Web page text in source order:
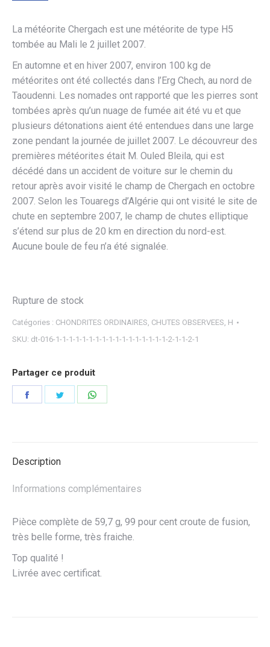
La météorite Chergach est une météorite de type H5
tombée au Mali le 2 juillet 2007.
En automne et en hiver 2007, environ 100 kg de
météorites ont été collectés dans l’Erg Chech, au nord de
Taoudenni. Les nomades ont rapporté que les pierres sont
tombées après qu’un nuage de fumée ait été vu et que
plusieurs détonations aient été entendues dans une large
zone pendant la journée de juillet 2007. Le découvreur des
premières météorites était M. Ouled Bleila, qui est
décédé dans un accident de voiture sur le chemin du
retour après avoir visité le champ de Chergach en octobre
2007. Selon les Touaregs d’Algérie qui ont visité le site de
chute en septembre 2007, le champ de chutes elliptique
s’étend sur plus de 20 km en direction du nord-est.
Aucune boule de feu n’a été signalée.
Rupture de stock
Catégories : CHONDRITES ORDINAIRES, CHUTES OBSERVEES, H
SKU: dt-016-1-1-1-1-1-1-1-1-1-1-1-1-1-1-1-1-1-2-1-1-2-1
Partager ce produit
Partager Partager
Description
Informations complémentaires
Pièce complète de 59,7 g, 99 pour cent croute de fusion,
très belle forme, très fraiche.
Top qualité !
Livrée avec certificat.